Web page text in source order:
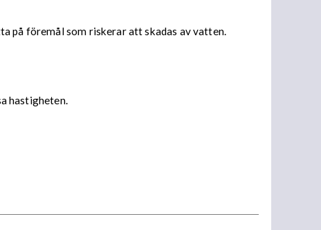
på föremål som riskerar att skadas av vatten.
hastigheten.